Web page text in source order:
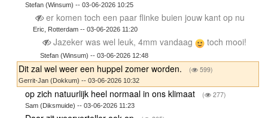
Stefan (Winsum) -- 03-06-2026 10:25
er komen toch een paar flinke buien jouw kant op nu
Eric, Rotterdam -- 03-06-2026 11:20
Jazeker was wel leuk, 4mm vandaag toch mooi!
Stefan (Winsum) -- 03-06-2026 12:48
Dit zal wel weer een huppel zomer worden. ( 599)
Gerrit-Jan (Dokkum) -- 03-06-2026 10:32
op zich natuurlijk heel normaal in ons klimaat ( 277)
Sam (Diksmuide) -- 03-06-2026 11:23